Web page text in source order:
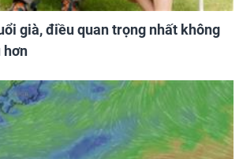
già, điều quan trọng nhất không
hơn